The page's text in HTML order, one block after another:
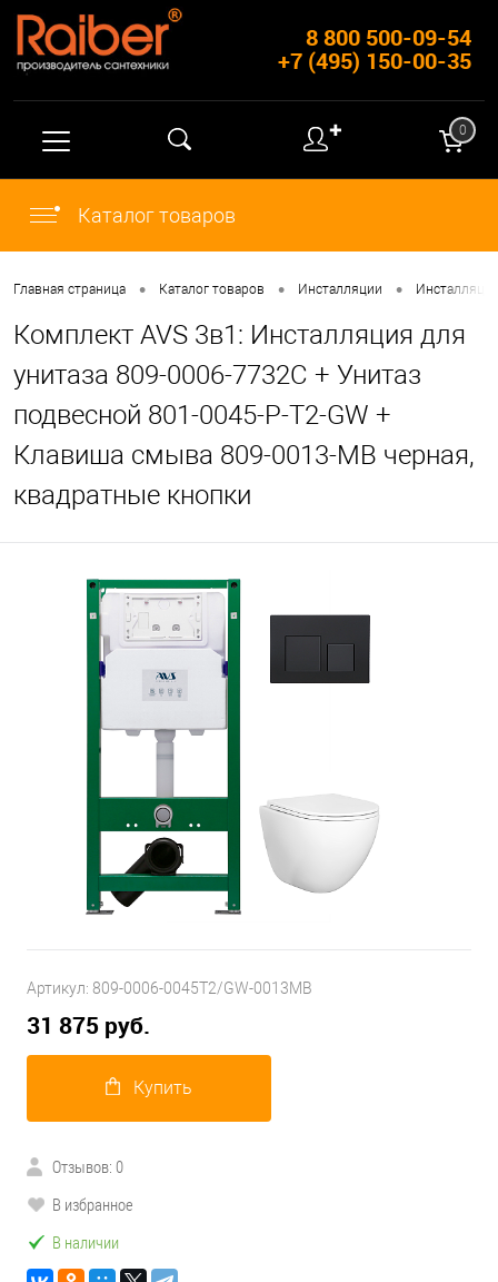
8 800 500-09-54
+7 (495) 150-00-35
✚ 0
Каталог товаров
Главная страница • Каталог товаров • Инсталляции •
Комплект AVS 3в1: Инсталляция для
унитаза 809-0006-7732C + Унитаз
подвесной 801-0045-P-T2-GW +
Клавиша смыва 809-0013-MB черная,
квадратные кнопки
Артикул: 809-0006-0045T2/GW-0013MB
31 875 руб.
Купить
Отзывов: 0
В избранное
В наличии